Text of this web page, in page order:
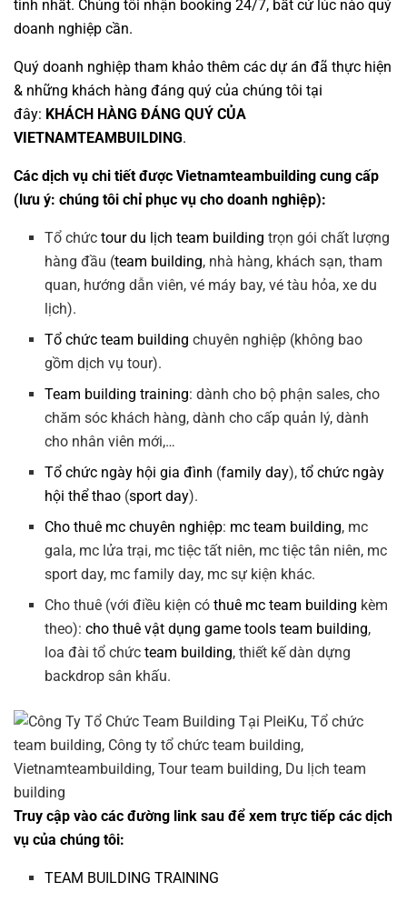
tình nhất. Chúng tôi nhận booking 24/7, bất cứ lúc nào quý
doanh nghiệp cần.
Quý doanh nghiệp tham khảo thêm các dự án đã thực hiện
& những khách hàng đáng quý của chúng tôi tại
đây: KHÁCH HÀNG ĐÁNG QUÝ CỦA
VIETNAMTEAMBUILDING.
Các dịch vụ chi tiết được Vietnamteambuilding cung cấp
(lưu ý: chúng tôi chỉ phục vụ cho doanh nghiệp):
Tổ chứctour du lịch team building trọn gói chất lượng
hàng đầu (team building, nhà hàng, khách sạn, tham
quan, hướng dẫn viên, vé máy bay, vé tàu hỏa, xe du
lịch).
Tổ chức team building chuyên nghiệp (không bao
gồm dịch vụ tour).
Team building training: dành cho bộ phận sales, cho
chăm sóc khách hàng, dành cho cấp quản lý, dành
cho nhân viên mới,…
Tổ chức ngày hội gia đình (family day),tổ chức ngày
hội thể thao (sport day).
Cho thuê mc chuyên nghiệp: mc team building, mc
gala, mc lửa trại, mc tiệc tất niên, mc tiệc tân niên, mc
sport day, mc family day, mc sự kiện khác.
Cho thuê (với điều kiện cóthuê mc team building kèm
theo):cho thuê vật dụng game tools team building,
loa đài tổ chứcteam building, thiết kế dàn dựng
backdrop sân khấu.
Truy cập vào các đường link sau để xem trực tiếp các dịch
vụ của chúng tôi:
TEAM BUILDING TRAINING